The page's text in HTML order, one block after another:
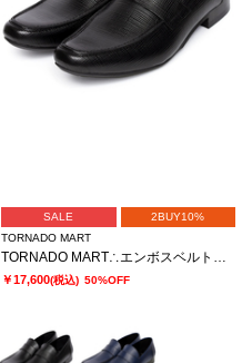
SALE
2BUY10%
TORNADO MART
TORNADO MART∴エンボスベルトローファー
￥17,600(税込) 50%OFF